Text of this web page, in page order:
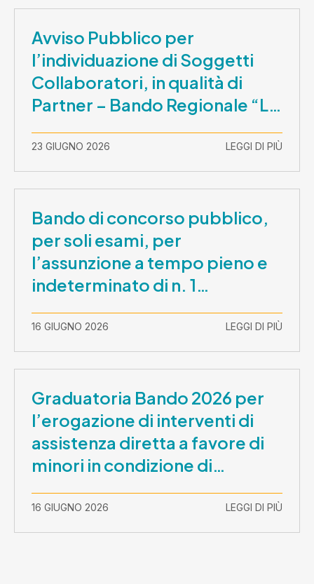
Avviso Pubblico per
l’individuazione di Soggetti
Collaboratori, in qualità di
Partner – Bando Regionale “La
– CUP E81B26000210003
23 GIUGNO 2026 LEGGI DI PIÙ
Bando di concorso pubblico,
per soli esami, per
l’assunzione a tempo pieno e
indeterminato di n. 1
Assistente Sociale –
Comunicazione prova scritta e
prova orale
16 GIUGNO 2026 LEGGI DI PIÙ
Graduatoria Bando 2026 per
l’erogazione di interventi di
assistenza diretta a favore di
minori in condizione di
disabilità con necessità di
sostegno elevato e molto
elevato (Misura B2) per
16 GIUGNO 2026 LEGGI DI PIÙ